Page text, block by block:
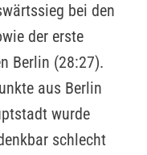
bei den
der erste
Berlin (28:27).
aus Berlin
wurde
schlecht